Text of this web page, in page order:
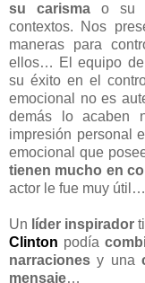
su carisma o su
contextos. Nos
maneras para
ellos… El equipo de
su éxito en el
emocional no es
demás lo acaben
impresión personal
emocional que
tienen mucho en
actor le fue muy útil…
Un líder inspirador
Clinton podía
narraciones y una
mensaje…